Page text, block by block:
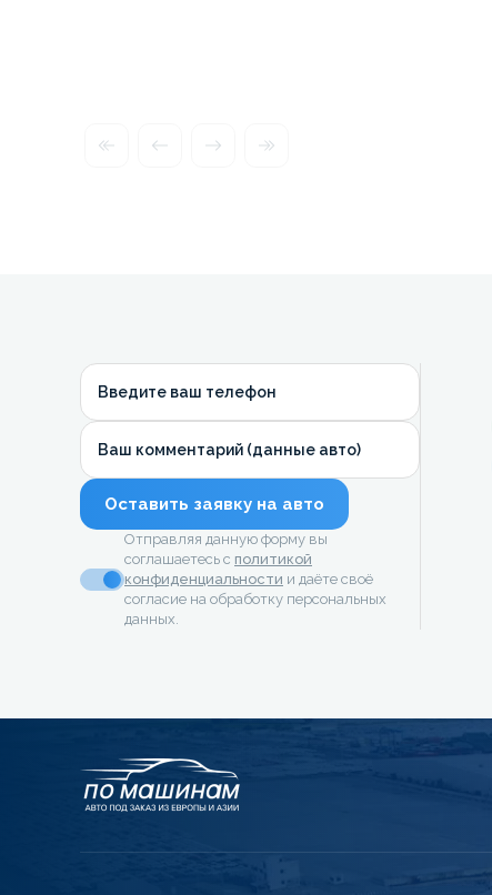
Введите ваш телефон
Ваш комментарий (данные авто)
Оставить заявку на авто
Отправляя данную форму вы
соглашаетесь с политикой
конфиденциальности и даёте своё
согласие на обработку персональных
данных.